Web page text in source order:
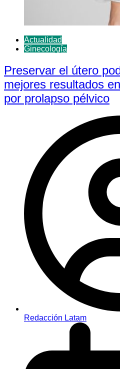
Actualidad
Ginecología
Preservar el útero
mejores resultados
por prolapso pélvico
Redacción Latam